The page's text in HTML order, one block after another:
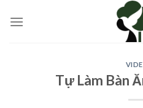
Tự Làm Bàn